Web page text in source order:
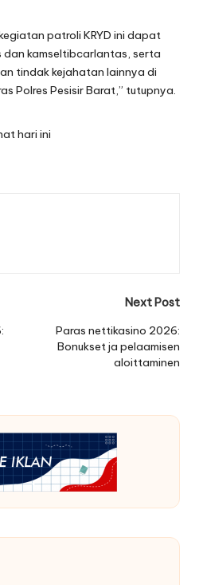
patroli KRYD ini dapat
dan kamseltibcarlantas, serta
tindak kejahatan lainnya di
Polres Pesisir Barat,” tutupnya.
hari ini
Next Post
Paras nettikasino 2026:
Bonukset ja pelaamisen
aloittaminen